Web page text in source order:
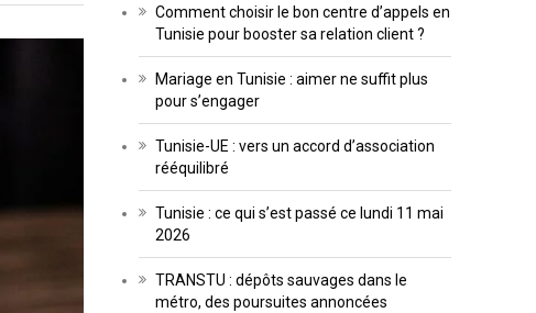
Comment choisir le bon centre d’appels en
Tunisie pour booster sa relation client ?
Mariage en Tunisie : aimer ne suffit plus
pour s’engager
Tunisie-UE : vers un accord d’association
rééquilibré
Tunisie : ce qui s’est passé ce lundi 11 mai
2026
TRANSTU : dépôts sauvages dans le
métro, des poursuites annoncées